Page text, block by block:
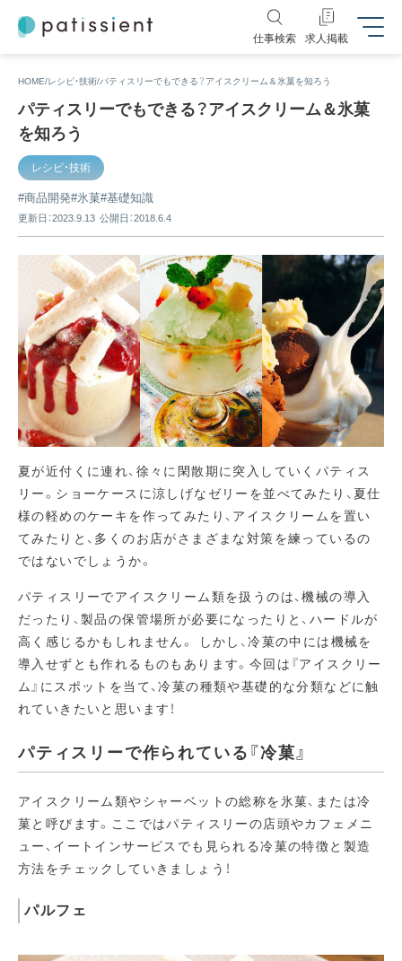
仕事検索 求人掲載
HOME レシピ・技術 パティスリーでもできる？アイスクリーム＆氷菓を知ろう
パティスリーでもできる？アイスクリーム＆氷菓
を知ろう
レシピ・技術
商品開発 氷菓 基礎知識
更新日：2023.9.13 公開日：2018.6.4
夏が近付くに連れ、徐々に閑散期に突入していくパティス
リー。ショーケースに涼しげなゼリーを並べてみたり、夏仕
様の軽めのケーキを作ってみたり、アイスクリームを置い
てみたりと、多くのお店がさまざまな対策を練っているの
ではないでしょうか。
パティスリーでアイスクリーム類を扱うのは、機械の導入
だったり、製品の保管場所が必要になったりと、ハードルが
高く感じるかもしれません。 しかし、冷菓の中には機械を
導入せずとも作れるものもあります。今回は『アイスクリー
ム』にスポットを当て、冷菓の種類や基礎的な分類などに触
れていきたいと思います！
パティスリーで作られている『冷菓』
アイスクリーム類やシャーベットの総称を氷菓、または冷
菓と呼びます。ここではパティスリーの店頭やカフェメニ
ュー、イートインサービスでも見られる冷菓の特徴と製造
方法をチェックしていきましょう！
パルフェ